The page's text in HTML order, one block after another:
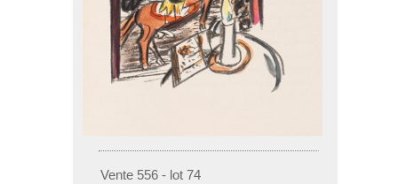
Vente 556 - lot 74